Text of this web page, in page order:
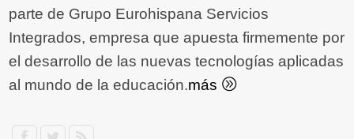
parte de Grupo Eurohispana Servicios
Integrados, empresa que apuesta firmemente por
el desarrollo de las nuevas tecnologías aplicadas
al mundo de la educación.más